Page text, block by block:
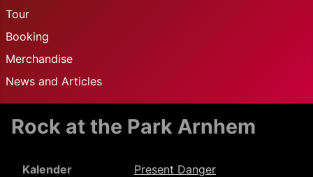
Tour
Booking
Merchandise
News and Articles
Rock at the Park Arnhem
Kalender Present Danger